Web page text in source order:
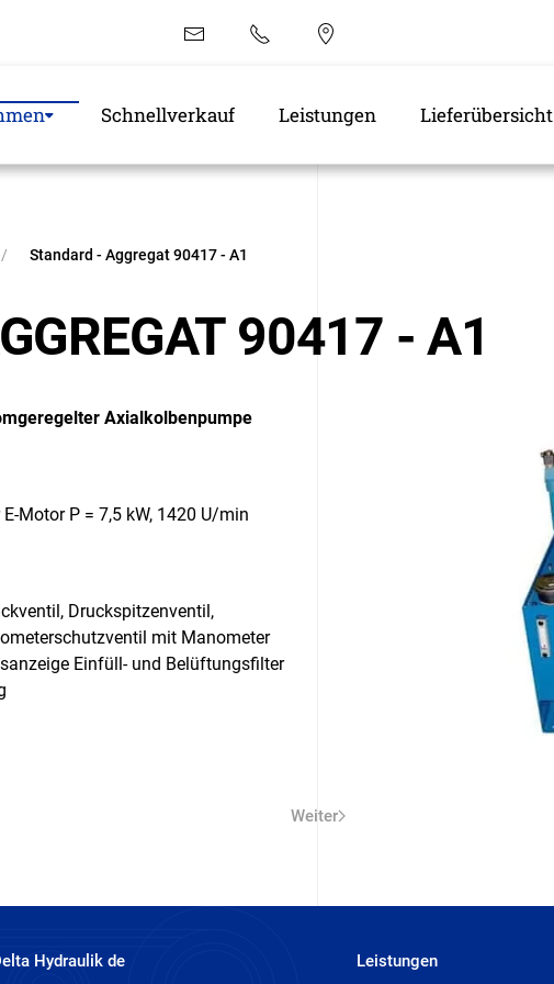
Schnellverkauf Leistungen Lieferübersicht
Standard - Aggregat 90417 - A1
90417 - A1
Axialkolbenpumpe
Motor P = 7,5 kW, 1420 U/min
Druckspitzenventil,
mit Manometer
Einfüll- und Belüftungsfilter
Weiter
Hydraulik de Leistungen